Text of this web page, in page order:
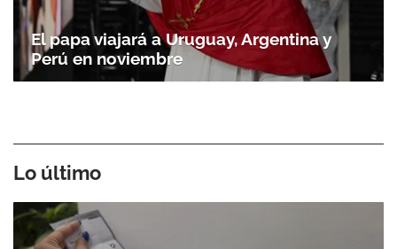
El papa viajará a Uruguay, Argentina y
Perú en noviembre
Lo último